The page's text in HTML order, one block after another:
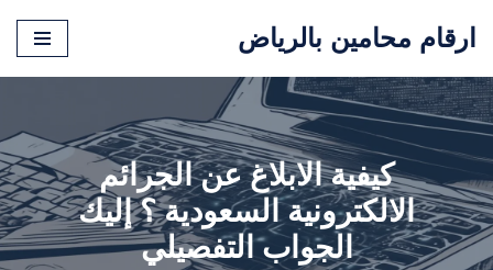
تخطى
إلى
المحتوى
ارقام محامين بالرياض
كيفية الابلاغ عن الجرائم
الالكترونية السعودية ؟ إليك
الجواب التفصيلي